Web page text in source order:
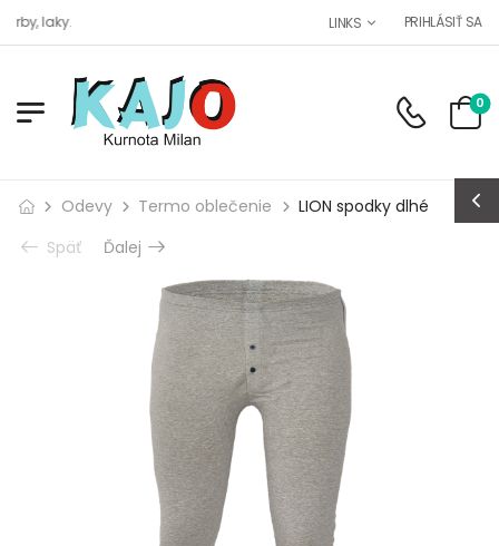
laky. LINKS PRIHLÁSIŤ SA
0
Odevy Termo oblečenie
LION spodky dlhé
Späť
Ďalej